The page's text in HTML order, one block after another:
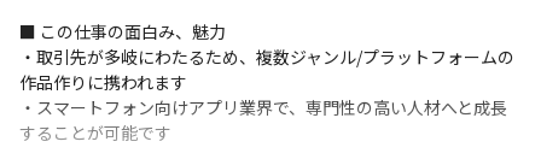
■ この仕事の面白み、魅力
・取引先が多岐にわたるため、複数ジャンル/プラットフォームの
作品作りに携われます
・スマートフォン向けアプリ業界で、専門性の高い人材へと成長
することが可能です